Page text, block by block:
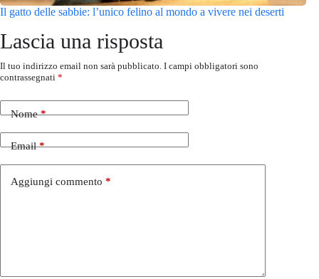
Il gatto delle sabbie: l’unico felino al mondo a vivere nei deserti
Lascia una risposta
Il tuo indirizzo email non sarà pubblicato. I campi obbligatori sono
contrassegnati *
Nome*
Email*
Aggiungi commento *